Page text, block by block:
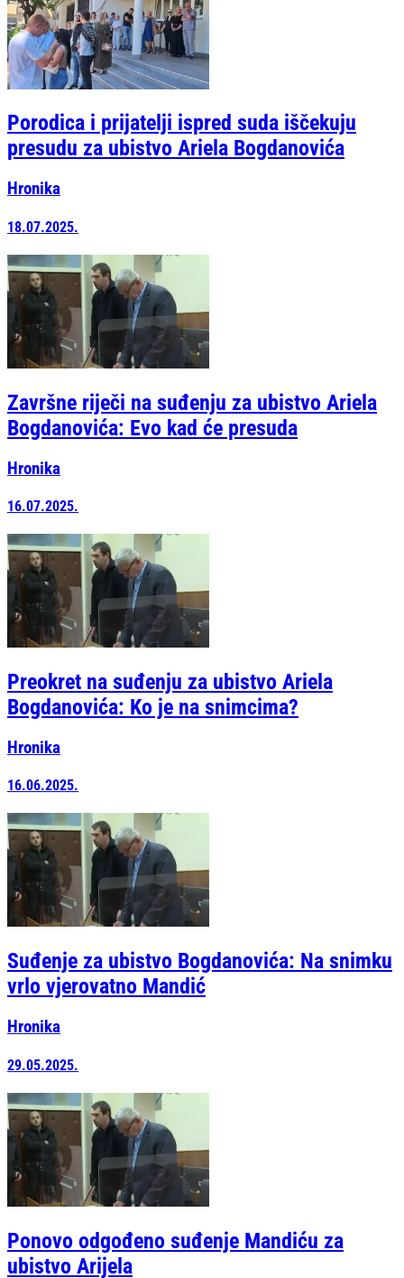
Porodica i prijatelji ispred suda iščekuju
presudu za ubistvo Ariela Bogdanovića
Hronika
18.07.2025.
Završne riječi na suđenju za ubistvo Ariela
Bogdanovića: Evo kad će presuda
Hronika
16.07.2025.
Preokret na suđenju za ubistvo Ariela
Bogdanovića: Ko je na snimcima?
Hronika
16.06.2025.
Suđenje za ubistvo Bogdanovića: Na snimku
vrlo vjerovatno Mandić
Hronika
29.05.2025.
Ponovo odgođeno suđenje Mandiću za
ubistvo Arijela